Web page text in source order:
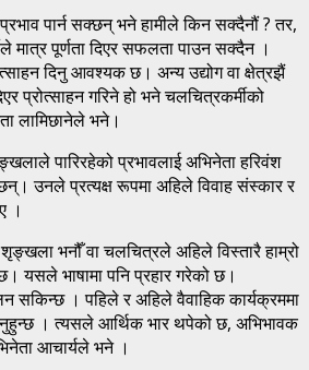
पार्न सक्छन् भने हामीले किन सक्दैनौं ? तर,
मात्र पूर्णता दिएर सफलता पाउन सक्दैन ।
दिनु आवश्यक छ। अन्य उद्योग वा क्षेत्रझैं
प्रोत्साहन गरिने हो भने चलचित्रकर्मीको
लामिछानेले भने।
पारिरहेको प्रभावलाई अभिनेता हरिवंश
उनले प्रत्यक्ष रूपमा अहिले विवाह संस्कार र
।
भनौँ वा चलचित्रले अहिले विस्तारै हाम्रो
यसले भाषामा पनि प्रहार गरेको छ।
सकिन्छ । पहिले र अहिले वैवाहिक कार्यक्रममा
। त्यसले आर्थिक भार थपेको छ, अभिभावक
आचार्यले भने ।